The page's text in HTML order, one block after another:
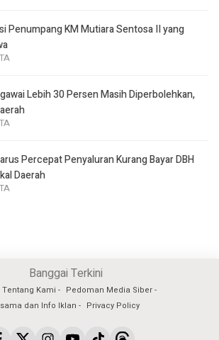
Penumpang KM Mutiara Sentosa II yang
Lebih 30 Persen Masih Diperbolehkan,
Percepat Penyaluran Kurang Bayar DBH
Daerah
Tentang Kami
Pedoman Media Siber
dan Info Iklan
Privacy Policy